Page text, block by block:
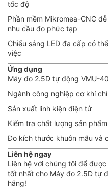
tốc độ
Phần mềm Mikromea-CNC
nhu cầu đo phức tạp
Chiếu sáng LED đa cấp có
việc
Ứng dụng
Máy đo 2.5D tự động VMU-
Ngành công nghiệp cơ khí
Sản xuất linh kiện điện tử
Kiểm tra chất lượng sản phẩm
Đo kích thước khuôn mẫu và
Liên hệ ngay
Liên hệ với chúng tôi để
tốt nhất cho Máy đo 2.5D tự
hãng!